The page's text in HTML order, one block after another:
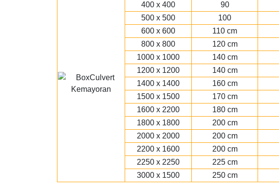
400 x 400
90
500 x 500
100
600 x 600
110 cm
800 x 800
120 cm
1000 x 1000
140 cm
1200 x 1200
140 cm
1400 x 1400
160 cm
1500 x 1500
170 cm
1600 x 2200
180 cm
1800 x 1800
200 cm
2000 x 2000
200 cm
2200 x 1600
200 cm
2250 x 2250
225 cm
3000 x 1500
250 cm